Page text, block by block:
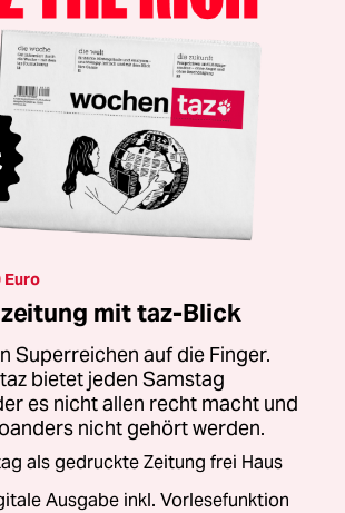
Euro
mit taz-Blick
Superreichen auf die Finger.
bietet jeden Samstag
es nicht allen recht macht und
nicht gehört werden.
als gedruckte Zeitung frei Haus
Ausgabe inkl. Vorlesefunktion